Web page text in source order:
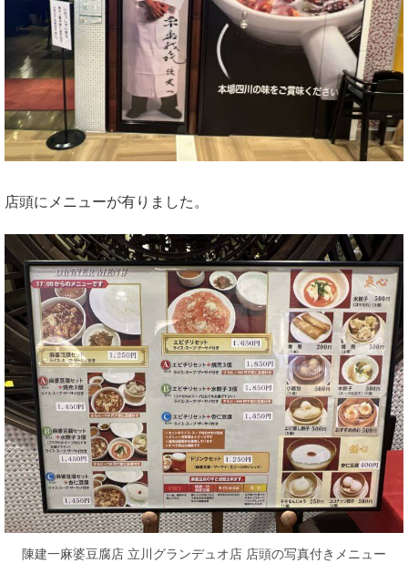
店頭にメニューが有りました。
陳建一麻婆豆腐店 立川グランデュオ店 店頭の写真付きメニュー